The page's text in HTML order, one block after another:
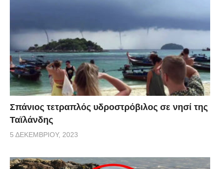
Σπάνιος τετραπλός υδροστρόβιλος σε νησί της
Ταϊλάνδης
5 ΔΕΚΕΜΒΡΊΟΥ, 2023